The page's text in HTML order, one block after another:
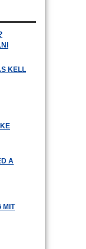
KELL
A
MIT